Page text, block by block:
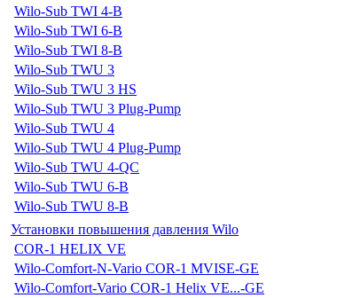
Wilo-Sub TWI 4-B
Wilo-Sub TWI 6-B
Wilo-Sub TWI 8-B
Wilo-Sub TWU 3
Wilo-Sub TWU 3 HS
Wilo-Sub TWU 3 Plug-Pump
Wilo-Sub TWU 4
Wilo-Sub TWU 4 Plug-Pump
Wilo-Sub TWU 4-QC
Wilo-Sub TWU 6-B
Wilo-Sub TWU 8-B
Установки повышения давления Wilo
COR-1 HELIX VE
Wilo-Comfort-N-Vario COR-1 MVISE-GE
Wilo-Comfort-Vario COR-1 Helix VE...-GE